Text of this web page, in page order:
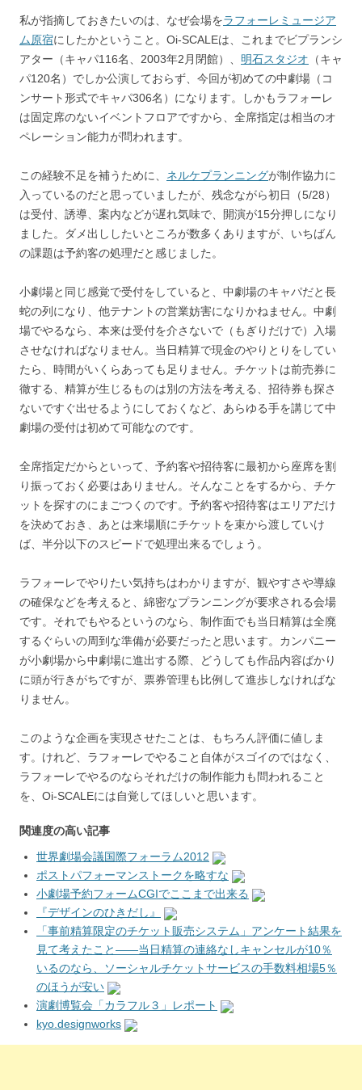
私が指摘しておきたいのは、なぜ会場をラフォーレミュージア
ム原宿にしたかということ。Oi-SCALEは、これまでビプランシ
アター（キャパ116名、2003年2月閉館）、 明石スタジオ （キャ
パ120名）でしか公演しておらず、今回が初めての中劇場（コ
ンサート形式でキャパ306名）になります。しかもラフォーレ
は固定席のないイベントフロアですから、全席指定は相当のオ
ペレーション能力が問われます。
この経験不足を補うために、 ネルケプランニングが制作協力に
入っているのだと思っていましたが、残念ながら初日（5/28）
は受付、誘導、案内などが遅れ気味で、開演が15分押しになり
ました。ダメ出ししたいところが数多くありますが、いちばん
の課題は予約客の処理だと感じました。
小劇場と同じ感覚で受付をしていると、中劇場のキャパだと長
蛇の列になり、他テナントの営業妨害になりかねません。中劇
場でやるなら、本来は受付を介さないで（もぎりだけで）入場
させなければなりません。当日精算で現金のやりとりをしてい
たら、時間がいくらあっても足りません。チケットは前売券に
徹する、精算が生じるものは別の方法を考える、招待券も探さ
ないですぐ出せるようにしておくなど、あらゆる手を講じて中
劇場の受付は初めて可能なのです。
全席指定だからといって、予約客や招待客に最初から座席を割
り振っておく必要はありません。そんなことをするから、チケ
ットを探すのにまごつくのです。予約客や招待客はエリアだけ
を決めておき、あとは来場順にチケットを束から渡していけ
ば、半分以下のスピードで処理出来るでしょう。
ラフォーレでやりたい気持ちはわかりますが、観やすさや導線
の確保などを考えると、綿密なプランニングが要求される会場
です。それでもやるというのなら、制作面でも当日精算は全廃
するぐらいの周到な準備が必要だったと思います。カンパニー
が小劇場から中劇場に進出する際、どうしても作品内容ばかり
に頭が行きがちですが、票券管理も比例して進歩しなければな
りません。
このような企画を実現させたことは、もちろん評価に値しま
す。けれど、ラフォーレでやること自体がスゴイのではなく、
ラフォーレでやるのならそれだけの制作能力も問われること
を、Oi-SCALEには自覚してほしいと思います。
関連度の高い記事
世界劇場会議国際フォーラム2012
ポストパフォーマンストークを略すな
小劇場予約フォームCGIでここまで出来る
『デザインのひきだし』
「事前精算限定のチケット販売システム」アンケート結果を
見て考えたこと――当日精算の連絡なしキャンセルが10％
いるのなら、ソーシャルチケットサービスの手数料相場5％
のほうが安い
演劇博覧会「カラフル３」レポート
kyo.designworks